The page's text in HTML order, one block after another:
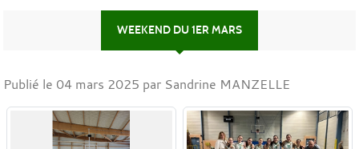
WEEKEND DU 1ER MARS
Publié le 04 mars 2025 par Sandrine MANZELLE